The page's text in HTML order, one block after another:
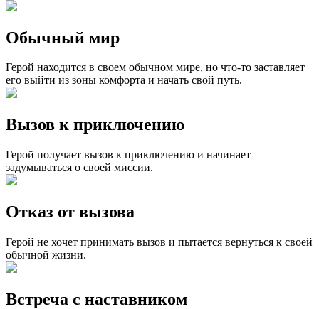
Обычный мир
Герой находится в своем обычном мире, но что-то заставляет
его выйти из зоны комфорта и начать свой путь.
Вызов к приключению
Герой получает вызов к приключению и начинает
задумываться о своей миссии.
Отказ от вызова
Герой не хочет принимать вызов и пытается вернуться к своей
обычной жизни.
Встреча с наставником